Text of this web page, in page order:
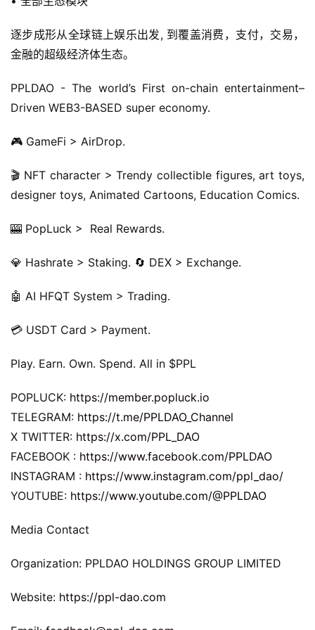
逐步成形从全球链上娱乐出发, 到覆盖消费，支付，交易，
金融的超级经济体生态。
PPLDAO - The world’s First on-chain entertainment–
Driven WEB3-BASED super economy.
🎮 GameFi > AirDrop.
🎬 NFT character > Trendy collectible figures, art toys,
designer toys, Animated Cartoons, Education Comics.
🎰 PopLuck >  Real Rewards.
💎 Hashrate > Staking. 🔄 DEX > Exchange.
🤖 AI HFQT System > Trading.
💳 USDT Card > Payment.
Play. Earn. Own. Spend. All in $PPL
POPLUCK: https://member.popluck.io
TELEGRAM: https://t.me/PPLDAO_Channel
X TWITTER: https://x.com/PPL_DAO
FACEBOOK : https://www.facebook.com/PPLDAO
INSTAGRAM : https://www.instagram.com/ppl_dao/
YOUTUBE: https://www.youtube.com/@PPLDAO
Media Contact
Organization: PPLDAO HOLDINGS GROUP LIMITED
Website: https://ppl-dao.com